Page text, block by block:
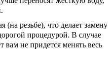
(на резьбе), что делает замену
процедурой. В случае
вам не придется менять весь